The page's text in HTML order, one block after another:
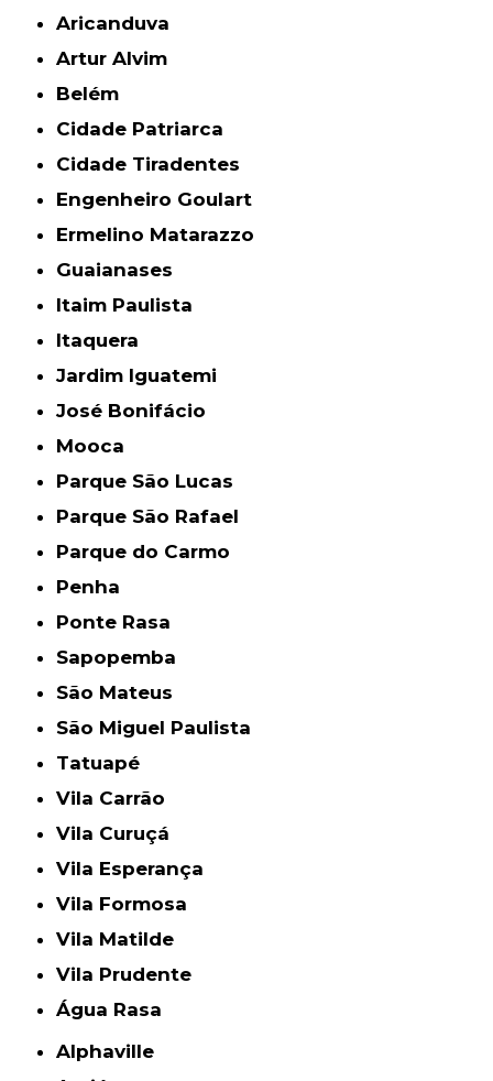
Aricanduva
Artur Alvim
Belém
Cidade Patriarca
Cidade Tiradentes
Engenheiro Goulart
Ermelino Matarazzo
Guaianases
Itaim Paulista
Itaquera
Jardim Iguatemi
José Bonifácio
Mooca
Parque São Lucas
Parque São Rafael
Parque do Carmo
Penha
Ponte Rasa
Sapopemba
São Mateus
São Miguel Paulista
Tatuapé
Vila Carrão
Vila Curuçá
Vila Esperança
Vila Formosa
Vila Matilde
Vila Prudente
Água Rasa
Alphaville